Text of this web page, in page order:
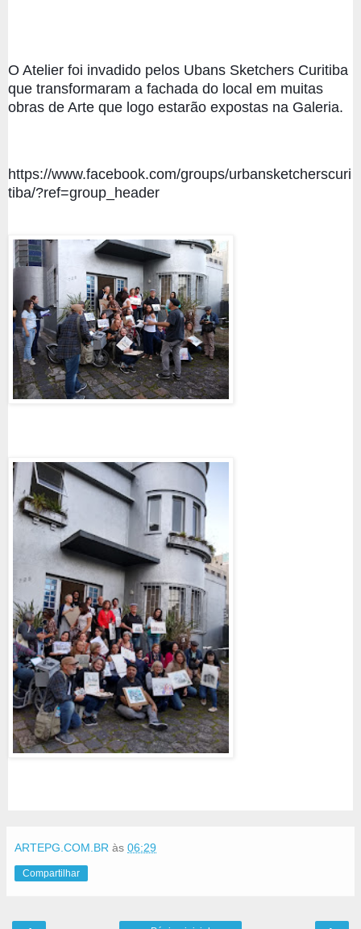
O Atelier foi invadido pelos Ubans Sketchers Curitiba
que transformaram a fachada do local em muitas
obras de Arte que logo estarão expostas na Galeria.
https://www.facebook.com/groups/urbansketcherscuri
tiba/?ref=group_header
ARTEPG.COM.BR às 06:29
Compartilhar